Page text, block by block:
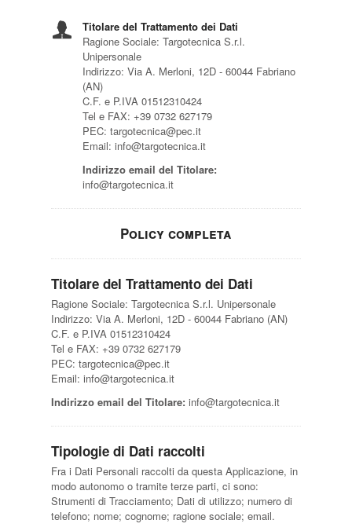
Titolare del Trattamento dei Dati
Ragione Sociale: Targotecnica S.r.l.
Unipersonale
Indirizzo: Via A. Merloni, 12D - 60044 Fabriano
(AN)
C.F. e P.IVA 01512310424
Tel e FAX: +39 0732 627179
PEC: targotecnica@pec.it
Email: info@targotecnica.it
Indirizzo email del Titolare:
info@targotecnica.it
Policy completa
Titolare del Trattamento dei Dati
Ragione Sociale: Targotecnica S.r.l. Unipersonale
Indirizzo: Via A. Merloni, 12D - 60044 Fabriano (AN)
C.F. e P.IVA 01512310424
Tel e FAX: +39 0732 627179
PEC: targotecnica@pec.it
Email: info@targotecnica.it
Indirizzo email del Titolare: info@targotecnica.it
Tipologie di Dati raccolti
Fra i Dati Personali raccolti da questa Applicazione, in
modo autonomo o tramite terze parti, ci sono:
Strumenti di Tracciamento; Dati di utilizzo; numero di
telefono; nome; cognome; ragione sociale; email.